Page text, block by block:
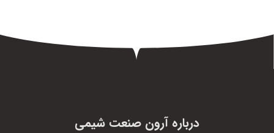
درباره آرون صنعت شیمی